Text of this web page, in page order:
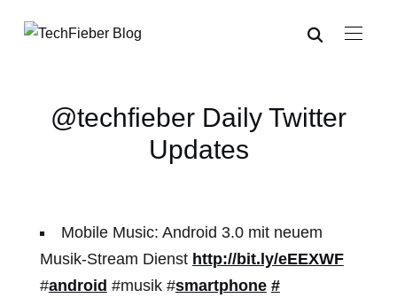
@techfieber Daily Twitter
Updates
Mobile Music: Android 3.0 mit neuem
Musik-Stream Dienst http://bit.ly/eEEXWF
#android #musik #smartphone #